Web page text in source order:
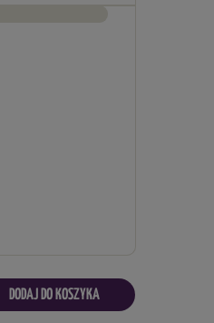
DODAJ DO KOSZYKA